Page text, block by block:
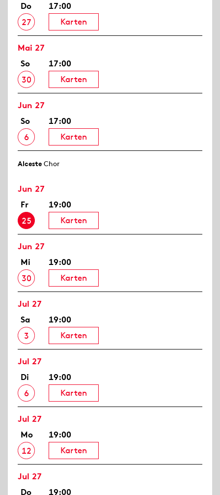
Do
27
17:00
Karten
Mai 27
So
30
17:00
Karten
Jun 27
So
6
17:00
Karten
Alceste Chor
Jun 27
Fr
25
19:00
Karten
Jun 27
Mi
30
19:00
Karten
Jul 27
Sa
3
19:00
Karten
Jul 27
Di
6
19:00
Karten
Jul 27
Mo
12
19:00
Karten
Jul 27
Do
19:00